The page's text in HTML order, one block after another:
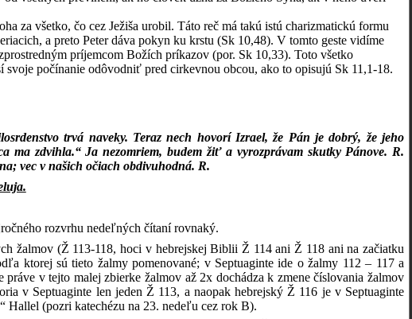
za všetko, čo cez Ježiša urobil. Táto reč má takú istú charizmatickú formu
a preto Peter dáva pokyn ku krstu (Sk 10,48). V tomto geste vidíme
príjemcom Božích príkazov (por. Sk 10,33). Toto všetko
počínanie odôvodniť pred cirkevnou obcou, ako to opisujú Sk 11,1-18.
trvá naveky. Teraz nech hovorí Izrael, že Pán je dobrý, že jeho
ma zdvihla.“ Ja nezomriem, budem žiť a vyrozprávam skutky Pánove. R.
vec v našich očiach obdivuhodná. R.
rozvrhu nedeľných čítaní rovnaký.
žalmov (Ž 113-118, hoci v hebrejskej Biblii Ž 114 ani Ž 118 ani na začiatku
ktorej sú tieto žalmy pomenované; v Septuaginte ide o žalmy 112 – 117 a
v tejto malej zbierke žalmov až 2x dochádza k zmene číslovania žalmov
v Septuaginte len jeden Ž 113, a naopak hebrejský Ž 116 je v Septuaginte
Hallel (pozri katechézu na 23. nedeľu cez rok B).